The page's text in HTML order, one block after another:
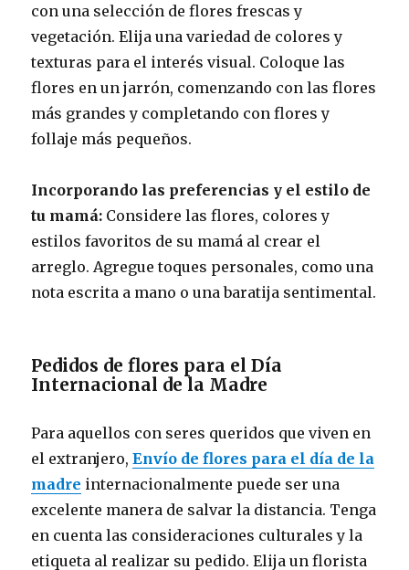
con una selección de flores frescas y
vegetación. Elija una variedad de colores y
texturas para el interés visual. Coloque las
flores en un jarrón, comenzando con las flores
más grandes y completando con flores y
follaje más pequeños.
Incorporando las preferencias y el estilo de
tu mamá: Considere las flores, colores y
estilos favoritos de su mamá al crear el
arreglo. Agregue toques personales, como una
nota escrita a mano o una baratija sentimental.
Pedidos de flores para el Día
Internacional de la Madre
Para aquellos con seres queridos que viven en
el extranjero,Envío de flores para el día de la
madre internacionalmente puede ser una
excelente manera de salvar la distancia. Tenga
en cuenta las consideraciones culturales y la
etiqueta al realizar su pedido. Elija un florista